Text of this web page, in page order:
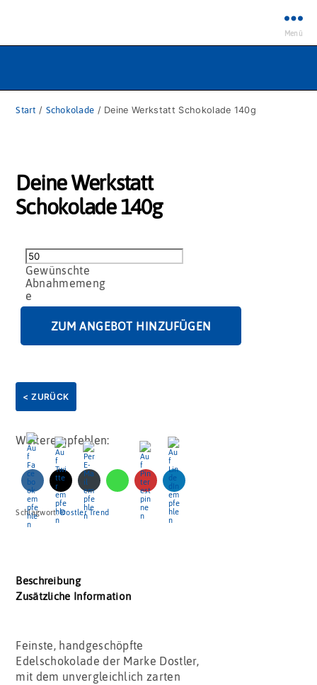
Menü
Start / Schokolade / Deine Werkstatt Schokolade 140g
Deine Werkstatt
Schokolade 140g
Deine
Werkstatt
Schokolade
140g
Menge
ZUM ANGEBOT HINZUFÜGEN
< ZURÜCK
Weiterempfehlen:
Schlagwort:Dostler Trend
Beschreibung
Zusätzliche Information
Feinste, handgeschöpfte
Edelschokolade der Marke Dostler,
mit dem unvergleichlich zarten